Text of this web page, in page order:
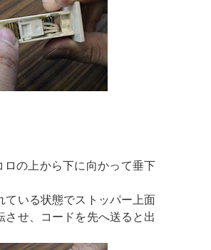
ロの上から下に向かって垂下
ている状態でストッパー上面
させ、コードを先へ送ると出